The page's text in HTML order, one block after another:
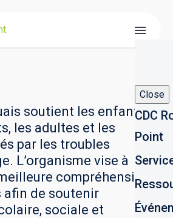
Close
CDC
Point
soutient les enfants,
les adultes et les
par les troubles
L’organisme vise à
compréhension
afin de soutenir
sociale et